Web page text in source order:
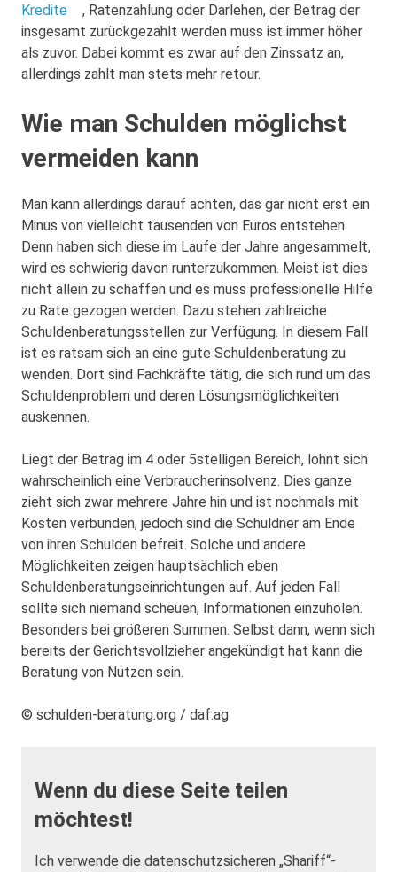
Kredite
, Ratenzahlung oder Darlehen, der Betrag der
insgesamt zurückgezahlt werden muss ist immer höher
als zuvor. Dabei kommt es zwar auf den Zinssatz an,
allerdings zahlt man stets mehr retour.
Wie man Schulden möglichst
vermeiden kann
Man kann allerdings darauf achten, das gar nicht erst ein
Minus von vielleicht tausenden von Euros entstehen.
Denn haben sich diese im Laufe der Jahre angesammelt,
wird es schwierig davon runterzukommen. Meist ist dies
nicht allein zu schaffen und es muss professionelle Hilfe
zu Rate gezogen werden. Dazu stehen zahlreiche
Schuldenberatungsstellen zur Verfügung. In diesem Fall
ist es ratsam sich an eine gute Schuldenberatung zu
wenden. Dort sind Fachkräfte tätig, die sich rund um das
Schuldenproblem und deren Lösungsmöglichkeiten
auskennen.
Liegt der Betrag im 4 oder 5stelligen Bereich, lohnt sich
wahrscheinlich eine Verbraucherinsolvenz. Dies ganze
zieht sich zwar mehrere Jahre hin und ist nochmals mit
Kosten verbunden, jedoch sind die Schuldner am Ende
von ihren Schulden befreit. Solche und andere
Möglichkeiten zeigen hauptsächlich eben
Schuldenberatungseinrichtungen auf. Auf jeden Fall
sollte sich niemand scheuen, Informationen einzuholen.
Besonders bei größeren Summen. Selbst dann, wenn sich
bereits der Gerichtsvollzieher angekündigt hat kann die
Beratung von Nutzen sein.
© schulden-beratung.org / daf.ag
Wenn du diese Seite teilen
möchtest!
Ich verwende die datenschutzsicheren „Shariff“-